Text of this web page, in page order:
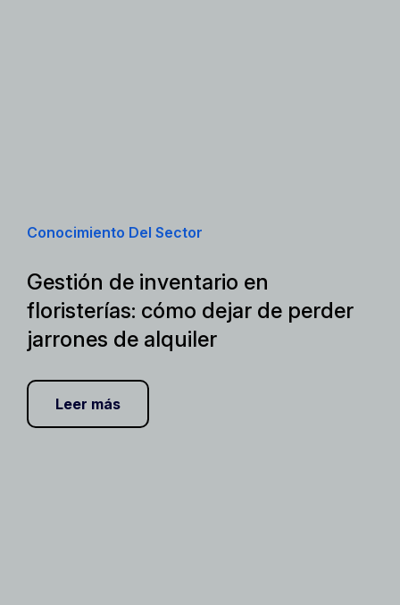
Conocimiento Del Sector
Gestión de inventario en
floristerías: cómo dejar de perder
jarrones de alquiler
Leer más